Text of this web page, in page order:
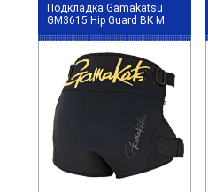
Подкладка Gamakatsu
GM3615 Hip Guard BK M